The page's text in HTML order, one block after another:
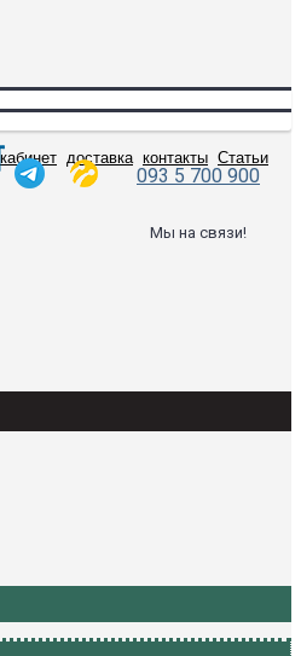
кабинет доставка контакты Статьи
093 5 700 900
Мы на связи!